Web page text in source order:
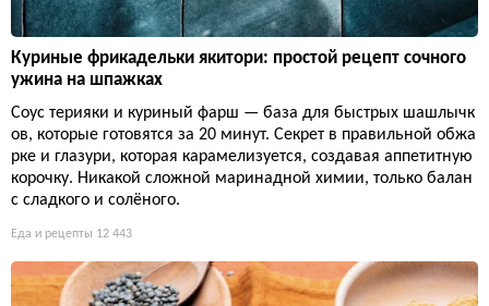
Куриные фрикадельки якитори: простой рецепт сочного
ужина на шпажках
Соус терияки и куриный фарш — база для быстрых шашлычк
ов, которые готовятся за 20 минут. Секрет в правильной обжа
рке и глазури, которая карамелизуется, создавая аппетитную
корочку. Никакой сложной маринадной химии, только балан
с сладкого и солёного.
Еда и рецепты 12 443